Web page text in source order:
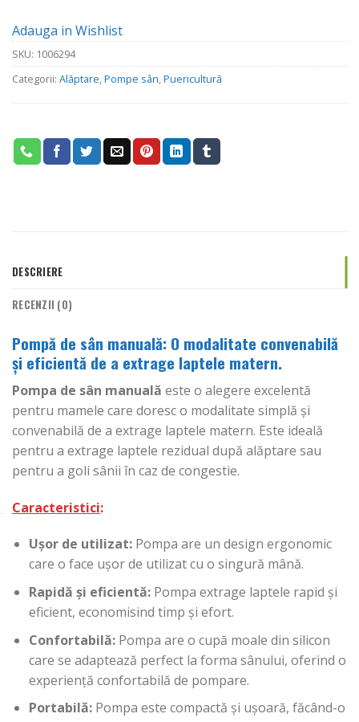
Adauga in Wishlist
SKU: 1006294
Categorii: Alăptare,Pompe sân,Puericultură
DESCRIERE
RECENZII (0)
Pompă de sân manuală: O modalitate convenabilă
și eficientă de a extrage laptele matern.
Pompa de sân manuală este o alegere excelentă
pentru mamele care doresc o modalitate simplă și
convenabilă de a extrage laptele matern. Este ideală
pentru a extrage laptele rezidual după alăptare sau
pentru a goli sânii în caz de congestie.
Caracteristici:
Ușor de utilizat:Pompa are un design ergonomic
care o face ușor de utilizat cu o singură mână.
Rapidă și eficientă:Pompa extrage laptele rapid și
eficient, economisind timp și efort.
Confortabilă:Pompa are o cupă moale din silicon
care se adaptează perfect la forma sânului, oferind o
experiență confortabilă de pompare.
Portabilă:Pompa este compactă și ușoară, făcând-o